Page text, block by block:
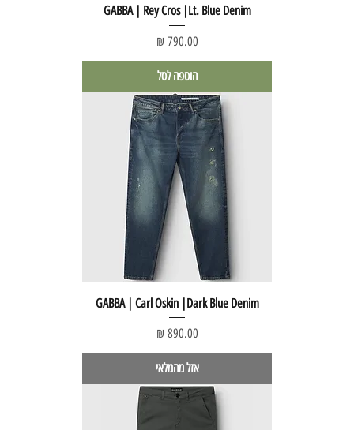
GABBA | Rey Cros |Lt. Blue Denim
מחיר
הוספה לסל
GABBA | Carl Oskin |Dark Blue Denim
מחיר
אזל מהמלאי